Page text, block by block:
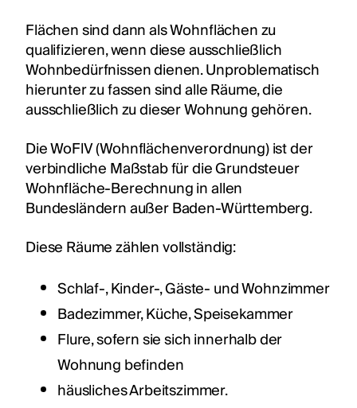
Flächen sind dann als Wohnflächen zu
qualifizieren, wenn diese ausschließlich
Wohnbedürfnissen dienen. Unproblematisch
hierunter zu fassen sind alle Räume, die
ausschließlich zu dieser Wohnung gehören.
Die WoFlV (Wohnflächenverordnung) ist der
verbindliche Maßstab für die Grundsteuer
Wohnfläche-Berechnung in allen
Bundesländern außer Baden-Württemberg.
Diese Räume zählen vollständig:
Schlaf-, Kinder-, Gäste- und Wohnzimmer
Badezimmer, Küche, Speisekammer
Flure, sofern sie sich innerhalb der
Wohnung befinden
häusliches Arbeitszimmer.